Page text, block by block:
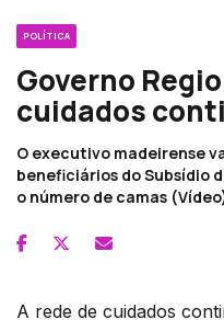
POLÍTICA
Governo
cuidados
O executivo madeirense
beneficiários do Subsídio
o número de camas
A rede de cuidados